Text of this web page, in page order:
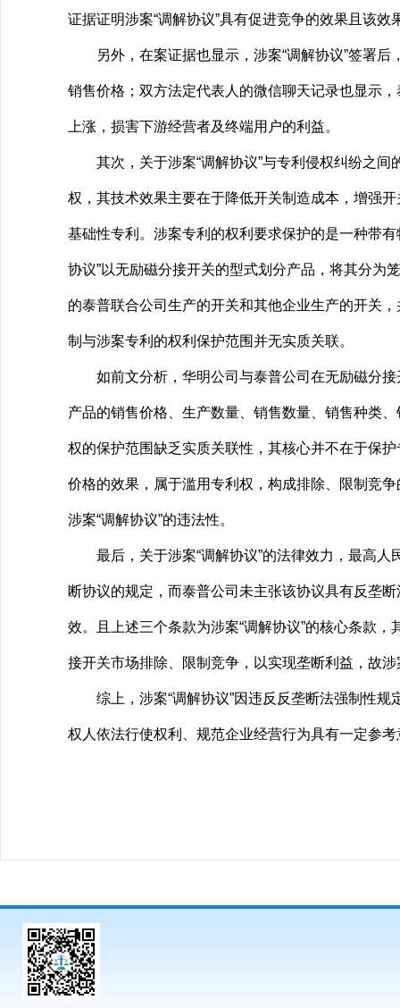
证据证明涉案“调解协议”具有促进竞争的效果且该
另外，在案证据也显示，涉案“调解协议”签署后
销售价格；双方法定代表人的微信聊天记录也显示
上涨，损害下游经营者及终端用户的利益。
其次，关于涉案“调解协议”与专利侵权纠纷之间
权，其技术效果主要在于降低开关制造成本，增强
基础性专利。涉案专利的权利要求保护的是一种带
协议”以无励磁分接开关的型式划分产品，将其分为
的泰普联合公司生产的开关和其他企业生产的开关
制与涉案专利的权利保护范围并无实质关联。
如前文分析，华明公司与泰普公司在无励磁分接
产品的销售价格、生产数量、销售数量、销售种类
权的保护范围缺乏实质关联性，其核心并不在于保
价格的效果，属于滥用专利权，构成排除、限制竞
涉案“调解协议”的违法性。
最后，关于涉案“调解协议”的法律效力，最高人
断协议的规定，而泰普公司未主张该协议具有反垄
效。且上述三个条款为涉案“调解协议”的核心条款
接开关市场排除、限制竞争，以实现垄断利益，故
综上，涉案“调解协议”因违反反垄断法强制性规
权人依法行使权利、规范企业经营行为具有一定参考